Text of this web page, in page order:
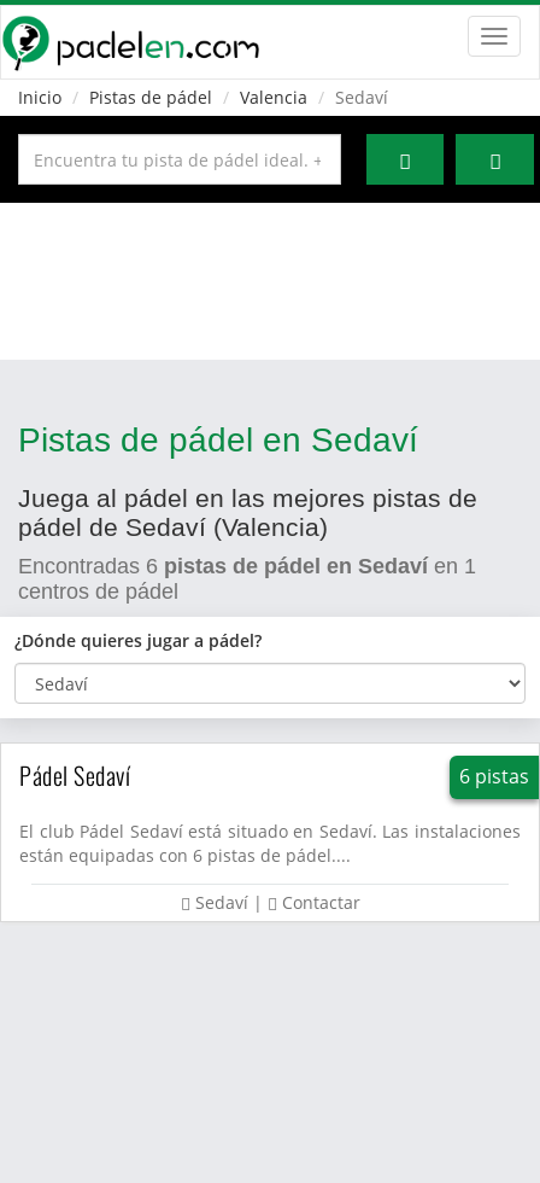
Inicio
Pistas de pádel Valencia Sedaví
Pistas de pádel en Sedaví
Juega al pádel en las mejores pistas de
pádel de Sedaví (Valencia)
Encontradas 6 pistas de pádel en Sedaví en 1
centros de pádel
¿Dónde quieres jugar a pádel?
Pádel Sedaví 6 pistas
El club Pádel Sedaví está situado en Sedaví. Las instalaciones
están equipadas con 6 pistas de pádel....
Sedaví| Contactar